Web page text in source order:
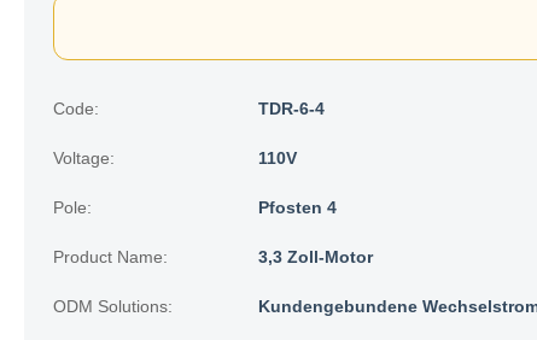
Code: TDR-6-4
Voltage: 110V
Pole: Pfosten 4
Product Name: 3,3 Zoll-Motor
ODM Solutions: Kundengebundene